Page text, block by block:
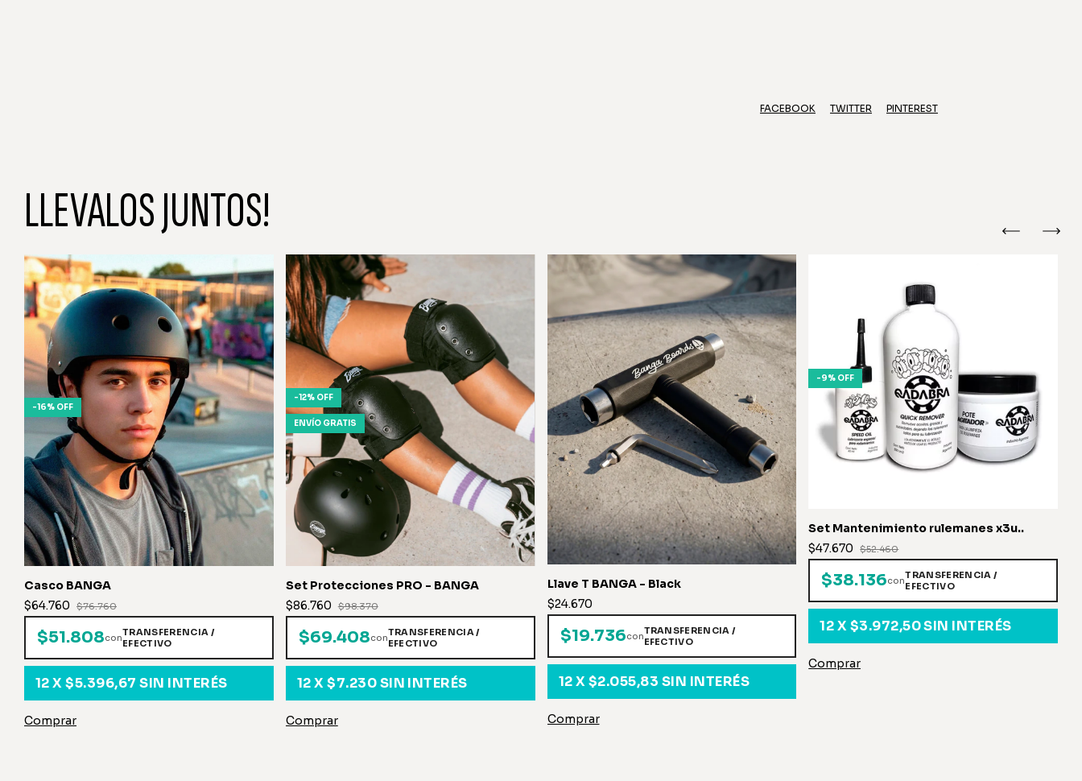
FACEBOOK TWITTER PINTEREST
LLEVALOS JUNTOS!
-16% OFF
Casco BANGA
$64.760
$76.760
$51.808conTRANSFERENCIA /
EFECTIVO
12 X$5.396,67 SIN INTERÉS
Comprar
-12% OFF
ENVÍO GRATIS
Set Protecciones PRO - BANGA
$86.760
$98.370
$69.408conTRANSFERENCIA /
EFECTIVO
12 X$7.230SIN INTERÉS
Comprar
Llave T BANGA - Black
$24.670
$19.736conTRANSFERENCIA /
EFECTIVO
12X$2.055,83 SIN INTERÉS
-9% OFF
Set Mantenimiento rulemanes x3u..
$47.670
$52.460
$38.136conTRANSFERENCIA /
EFECTIVO
12X$3.972,50SIN INTERÉS